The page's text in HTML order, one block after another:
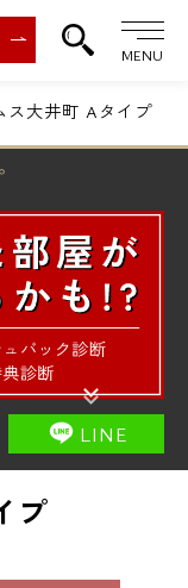
MENU
ス大井町 Aタイプ
LINE
プ